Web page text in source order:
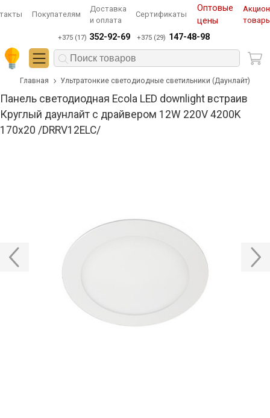
Покупателям
Доставка
и оплата
Сертификаты
Оптовые
цены
+375 (17) 352-92-69 +375 (29) 147-48-98
Главная Ультратонкие светодиодные светильники (Даунлайт)
Панель светодиодная Ecola LED downlight встраив
Круглый даунлайт с драйвером 12W 220V 4200K
170x20 /DRRV12ELC/